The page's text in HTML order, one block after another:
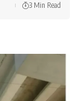
3 Min Read